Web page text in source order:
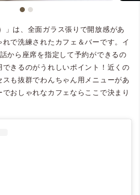
」は、全面ガラス張りで開放感があ
で洗練されたカフェ＆バーです。イ
から座席を指定して予約ができるの
きるのがうれしいポイント！近くの
も抜群でわんちゃん用メニューがあ
おしゃれなカフェならここで決まり